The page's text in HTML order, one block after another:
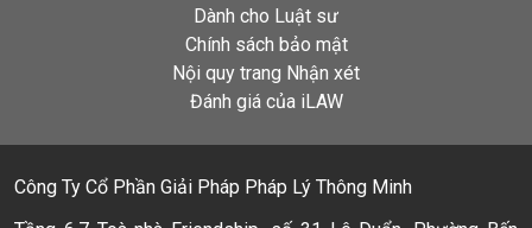
Dành cho Luật sư
Chính sách bảo mật
Nội quy trang Nhận xét
Đánh giá của iLAW
Công Ty Cổ Phần Giải Pháp Pháp Lý Thông Minh